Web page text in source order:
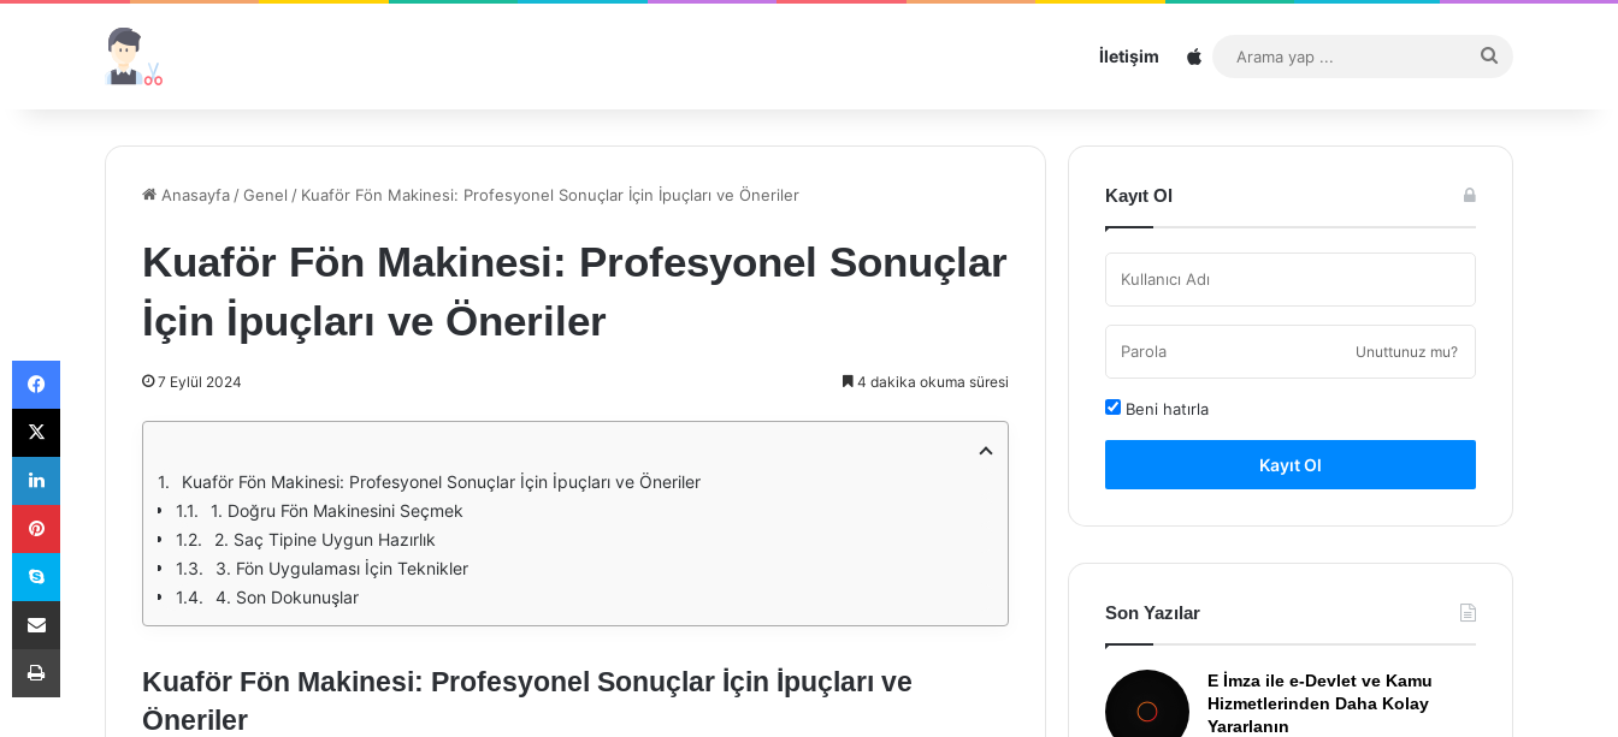
İletişim Sitemap
...
Anasayfa /Genel / Kuaför Fön Makinesi: Profesyonel Sonuçlar İçin İpuçları ve Öneriler
Kuaför Fön Makinesi: Profesyonel Sonuçlar
İçin İpuçları ve Öneriler
7 Eylül 2024 4 dakika okuma süresi
Kuaför Fön Makinesi: Profesyonel Sonuçlar İçin İpuçları ve Öneriler
1. Doğru Fön Makinesini Seçmek
2. Saç Tipine Uygun Hazırlık
3. Fön Uygulaması İçin Teknikler
4. Son Dokunuşlar
Kuaför Fön Makinesi: Profesyonel Sonuçlar İçin İpuçları ve
Öneriler
Kayıt Ol
Unuttunuz mu?
Beni hatırla
Kayıt Ol
Son Yazılar
E İmza ile e-Devlet ve Kamu
Hizmetlerinden Daha Kolay
Yararlanın
Facebook
X
LinkedIn
Pinterest
Skype
E-Posta ile paylaş